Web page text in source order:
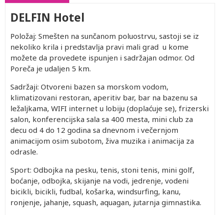
DELFIN Hotel
Položaj: Smešten na sunčanom poluostrvu, sastoji se iz
nekoliko krila i predstavlja pravi mali grad u kome
možete da provedete ispunjen i sadržajan odmor. Od
Poreča je udaljen 5 km.
Sadržaji: Otvoreni bazen sa morskom vodom,
klimatizovani restoran, aperitiv bar, bar na bazenu sa
ležaljkama, WIFI internet u lobiju (doplaćuje se), frizerski
salon, konferencijska sala sa 400 mesta, mini club za
decu od 4 do 12 godina sa dnevnom i večernjom
animacijom osim subotom, živa muzika i animacija za
odrasle.
Sport: Odbojka na pesku, tenis, stoni tenis, mini golf,
boćanje, odbojka, skijanje na vodi, jedrenje, vodeni
bicikli, bicikli, fudbal, košarka, windsurfing, kanu,
ronjenje, jahanje, squash, aquagan, jutarnja gimnastika.